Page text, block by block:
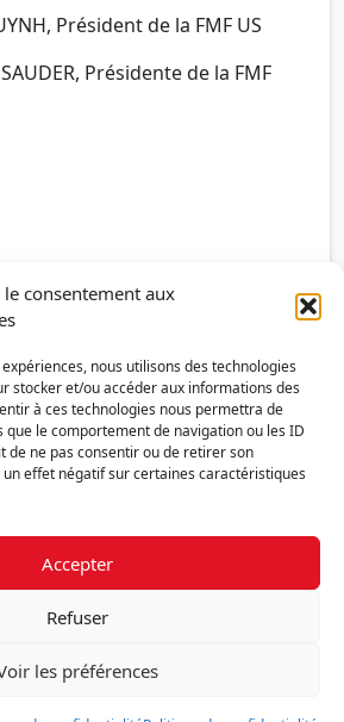
le consentement aux
nous utilisons des technologies
stocker et/ou accéder aux informations des
à ces technologies nous permettra de
le comportement de navigation ou les ID
de ne pas consentir ou de retirer son
effet négatif sur certaines caractéristiques
Accepter
Refuser
les préférences
Président de la FMF US
Présidente de la FMF
RGPD
Nous contacter